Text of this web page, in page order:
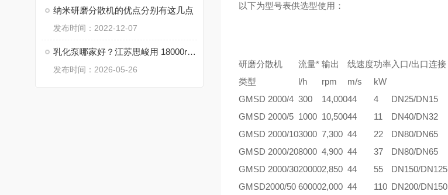
纳米研磨分散机的优点分别有这几点
发布时间：2022-12-07
乳化泵哪家好？江苏思峻用 18000rpm 转速与纳米级粒径给出答案（附FAQ常见问题解答）
发布时间：2026-05-26
以下为型号表供选型使用：
研磨分散机 流量* 输出 线速度功率入口/出口连接
类型
l/h rpm m/s
kW
GMSD 2000/4 300 14,00044 4
DN25/DN15
GMSD 2000/5 1000 10,50044 11
DN40/DN32
GMSD 2000/103000 7,300 44 22
DN80/DN65
GMSD 2000/208000 4,900 44 37
DN80/DN65
GMSD 2000/30200002,850 44 55
DN150/DN125
GMSD2000/50 600002,000 44 110 DN200/DN150